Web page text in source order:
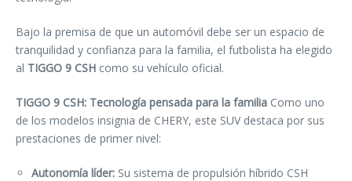
Bajo la premisa de que un automóvil debe ser un espacio de
tranquilidad y confianza para la familia, el futbolista ha elegido
al TIGGO 9 CSH como su vehículo oficial.
TIGGO 9 CSH: Tecnología pensada para la familia Como uno
de los modelos insignia de CHERY, este SUV destaca por sus
prestaciones de primer nivel:
Autonomía líder: Su sistema de propulsión híbrido CSH